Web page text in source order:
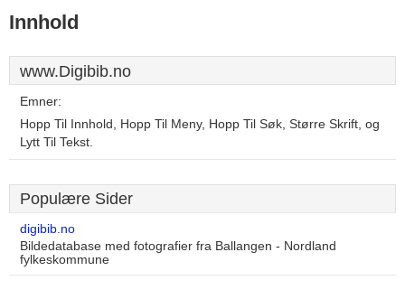
Innhold
www.Digibib.no
Emner:
Hopp Til Innhold, Hopp Til Meny, Hopp Til Søk, Større Skrift, og
Lytt Til Tekst.
Populære Sider
digibib.no
Bildedatabase med fotografier fra Ballangen - Nordland
fylkeskommune